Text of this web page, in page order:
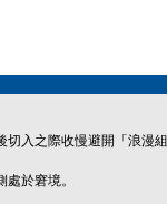
切入之際收慢避開「浪漫組
於窘境。